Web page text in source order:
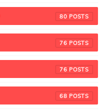
80
76
76
68